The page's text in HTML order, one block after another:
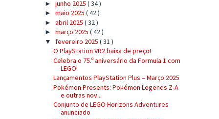
► junho 2025 ( 34 )
► maio 2025 ( 42 )
► abril 2025 ( 32 )
► março 2025 ( 42 )
▼ fevereiro 2025 ( 31 )
O PlayStation VR2 baixa de preço!
Celebra o 75.º aniversário da Formula 1 com
LEGO!
Lançamentos PlayStation Plus – Março 2025
Pokémon Presents: Pokémon Legends Z-A
e outras nov...
Conjunto de LEGO Horizons Adventures
anunciado